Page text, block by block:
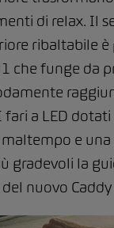
di relax. Il
ribaltabile
che funge da
a LED
e una
gradevoli la
nuovo Caddy